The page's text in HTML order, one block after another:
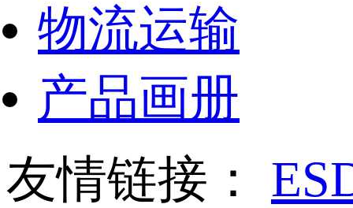
物流运输
产品画册
友情链接：